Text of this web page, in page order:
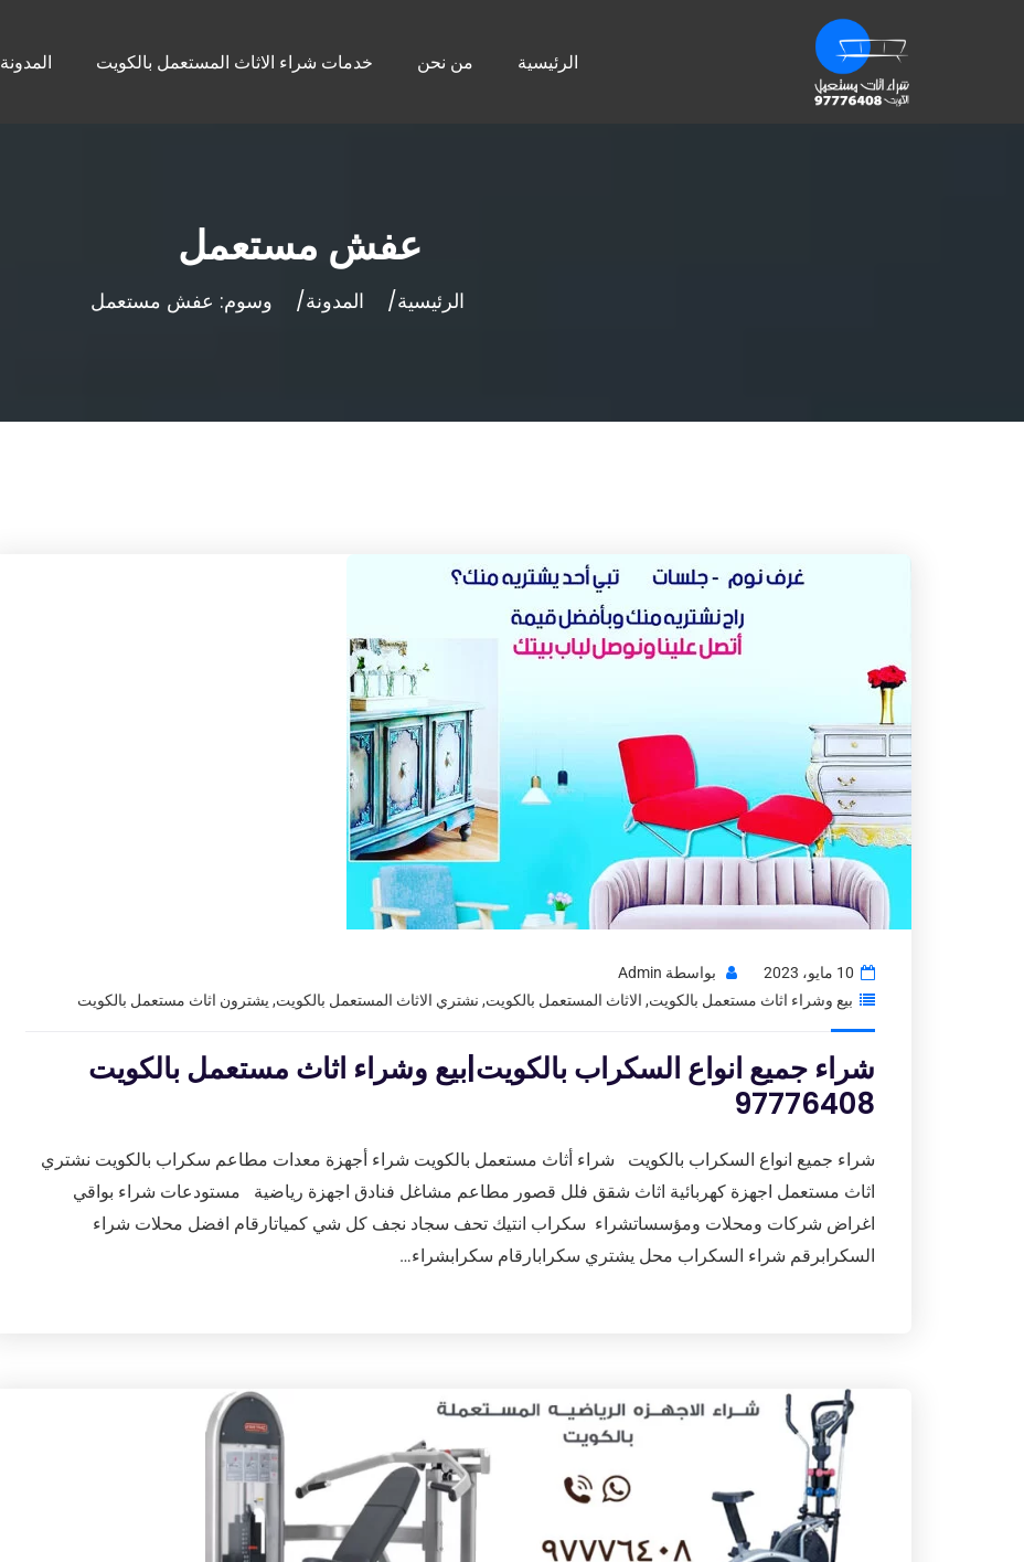
الرئيسية من نحن خدمات شراء الاثاث المستعمل بالكويت المدونة
عفش مستعمل
الرئيسية المدونة وسوم: عفش مستعمل
10 مايو، 2023 بواسطة Admin
بيع وشراء اثاث مستعمل بالكويت, الاثاث المستعمل بالكويت, نشتري الاثاث المستعمل بالكويت, يشترون اثاث مستعمل بالكويت
شراء جميع انواع السكراب بالكويت|بيع وشراء اثاث مستعمل بالكويت
97776408
شراء جميع انواع السكراب بالكويت شراء أثاث مستعمل بالكويت شراء أجهزة معدات مطاعم سكراب بالكويت نشتري
اثاث مستعمل اجهزة كهربائية اثاث شقق فلل قصور مطاعم مشاغل فنادق اجهزة رياضية مستودعات شراء بواقي
اغراض شركات ومحلات ومؤسساتشراء سكراب انتيك تحف سجاد نجف كل شي كمياتارقام افضل محلات شراء
السكرابرقم شراء السكراب محل يشتري سكرابارقام سكرابشراء…